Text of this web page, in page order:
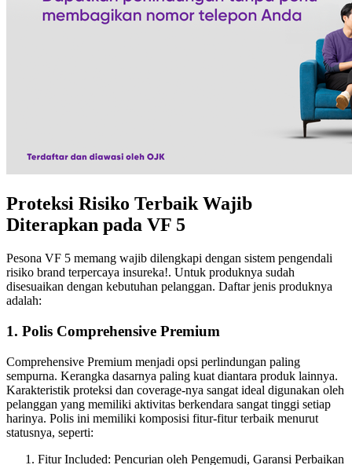
Proteksi Risiko Terbaik Wajib
Diterapkan pada VF 5
Pesona VF 5 memang wajib dilengkapi dengan sistem pengendali
risiko brand terpercaya insureka!. Untuk produknya sudah
disesuaikan dengan kebutuhan pelanggan. Daftar jenis produknya
adalah:
1. Polis Comprehensive Premium
Comprehensive Premium menjadi opsi perlindungan paling
sempurna. Kerangka dasarnya paling kuat diantara produk lainnya.
Karakteristik proteksi dan coverage-nya sangat ideal digunakan oleh
pelanggan yang memiliki aktivitas berkendara sangat tinggi setiap
harinya. Polis ini memiliki komposisi fitur-fitur terbaik menurut
statusnya, seperti:
Fitur Included: Pencurian oleh Pengemudi, Garansi Perbaikan